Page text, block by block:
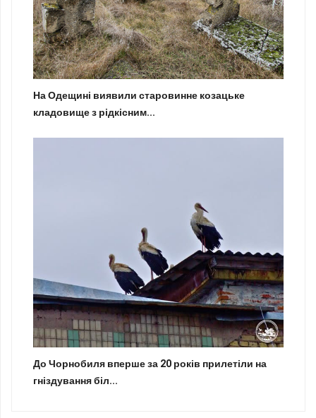
На Одещині виявили старовинне козацьке
кладовище з рідкісним...
До Чорнобиля вперше за 20 років прилетіли на
гніздування біл...